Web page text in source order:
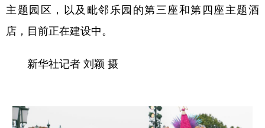
主题园区，以及毗邻乐园的第三座和第四座主题酒
店，目前正在建设中。
新华社记者 刘颖 摄